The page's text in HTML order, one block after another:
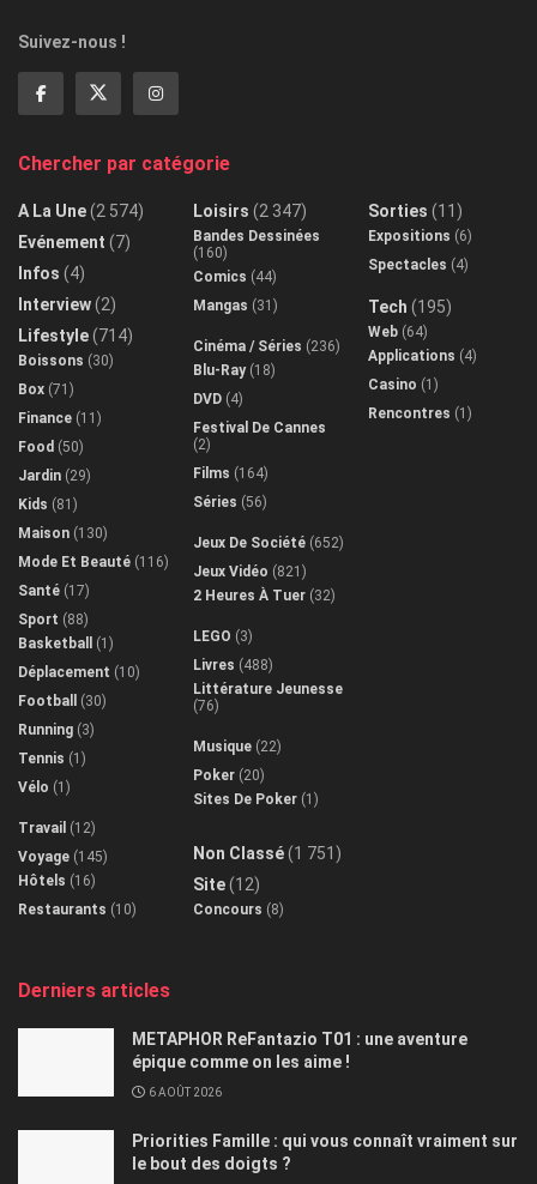
Suivez-nous !
Chercher par catégorie
A La Une(2 574)
Evénement (7)
Infos (4)
Interview(2)
Lifestyle(714)
Boissons (30)
Box (71)
Finance (11)
Food (50)
Jardin (29)
Kids (81)
Maison (130)
Mode Et Beauté (116)
Santé (17)
Sport (88)
Basketball
(1)
Déplacement (10)
Football
(30)
Running (3)
Tennis (1)
Vélo (1)
Travail (12)
Voyage (145)
Hôtels (16)
Restaurants (10)
Loisirs (2 347)
Bandes Dessinées
(160)
Comics (44)
Mangas (31)
Cinéma / Séries (236)
Blu-Ray(18)
DVD (4)
Festival De Cannes
(2)
Films (164)
Séries (56)
Jeux De Société (652)
Jeux Vidéo (821)
2 Heures À Tuer (32)
LEGO (3)
Livres (488)
Littérature Jeunesse
(76)
Musique (22)
Poker (20)
Sites De Poker (1)
Non Classé(1 751)
Site(12)
Concours (8)
Sorties (11)
Expositions (6)
Spectacles (4)
Tech (195)
Web (64)
Applications (4)
Casino (1)
Rencontres (1)
Derniers articles
METAPHOR ReFantazio T01 : une aventure
épique comme on les aime !
6 AOÛT 2026
Priorities Famille : qui vous connaît vraiment sur
le bout des doigts ?